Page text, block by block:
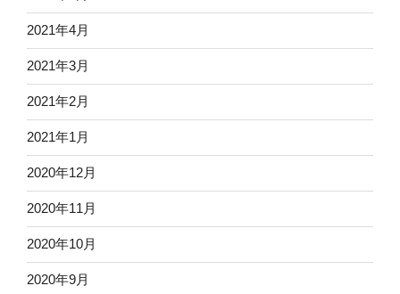
2021年4月
2021年3月
2021年2月
2021年1月
2020年12月
2020年11月
2020年10月
2020年9月